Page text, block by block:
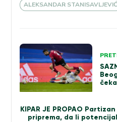
ALEKSANDAR STANISAVLJEVIĆ
Kretanje
članka
KIPAR JE PROPAO
priprema, da li